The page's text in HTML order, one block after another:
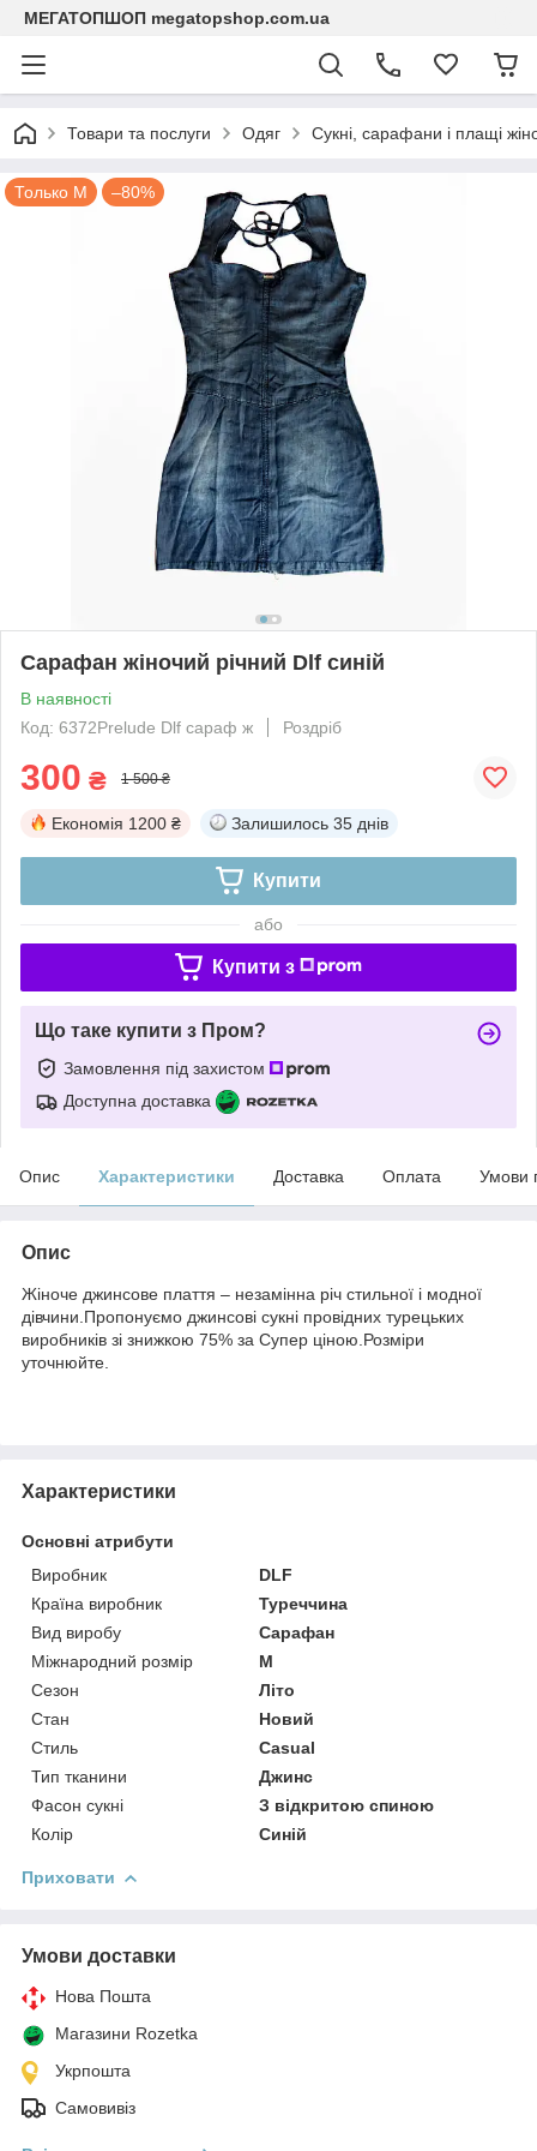
МЕГАТОПШОП megatopshop.com.ua
Товари та послуги Одяг Сукні, сарафани і плащі
Только М –80%
Сарафан жіночий річний Dlf синій
В наявності
Код: 6372Prelude Dlf сараф ж
Роздріб
300 ₴ 1 500 ₴
Економія 1200 ₴ Залишилось 35 днів
Купити
або
Купити з
Що таке купити з Пром?
Замовлення під захистом
Доступна доставка
Опис Характеристики Доставка Оплата Умови
Опис
Жіноче джинсове плаття – незамінна річ стильної і модної
дівчини.Пропонуємо джинсові сукні провідних турецьких
виробників зі знижкою 75% за Супер ціною.Розміри
уточнюйте.
Характеристики
Основні атрибути
Виробник
DLF
Країна виробник
Туреччина
Вид виробу
Сарафан
Міжнародний розмір
M
Сезон
Літо
Стан
Новий
Стиль
Casual
Тип тканини
Джинс
Фасон сукні
З відкритою спиною
Колір
Синій
Приховати
Умови доставки
Нова Пошта
Магазини Rozetka
Укрпошта
Самовивіз